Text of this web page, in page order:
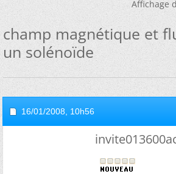
Affichage
champ magnétique et
un solénoïde
16/01/2008, 10h56